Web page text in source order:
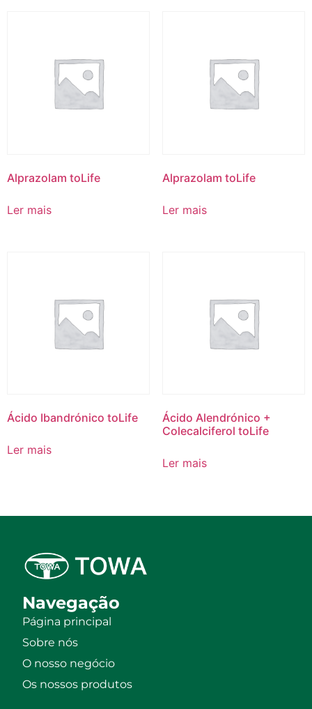
Alprazolam toLife
Ler mais
Alprazolam toLife
Ler mais
Ácido Ibandrónico toLife
Ler mais
Ácido Alendrónico +
Colecalciferol toLife
Ler mais
Navegação
Página principal
Sobre nós
O nosso negócio
Os nossos produtos